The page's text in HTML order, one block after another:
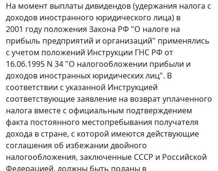
На момент выплаты дивидендов (удержания налога с
доходов иностранного юридического лица) в
2001 году положения Закона РФ "О налоге на
прибыль предприятий и организаций" применялись
с учетом положений Инструкции ГНС РФ от
16.06.1995 N 34 "О налогообложении прибыли и
доходов иностранных юридических лиц". В
соответствии с указанной Инструкцией
соответствующие заявление на возврат уплаченного
налога вместе с официальным подтверждением
факта постоянного местопребывания получателя
дохода в стране, с которой имеются действующие
соглашения об избежании двойного
налогообложения, заключенные СССР и Российской
Федерацией, должны быть поданы в